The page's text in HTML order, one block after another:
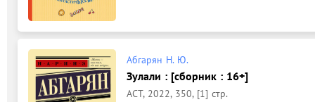
Абгарян Н. Ю.
Зулали : [сборник : 16+]
АСТ, 2022, 350, [1] стр.